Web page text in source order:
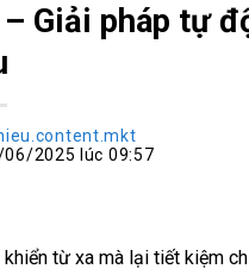
Giải pháp tự
2025 lúc 09:57
từ xa mà lại tiết kiệm